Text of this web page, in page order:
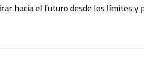
hacia el futuro desde los límites y